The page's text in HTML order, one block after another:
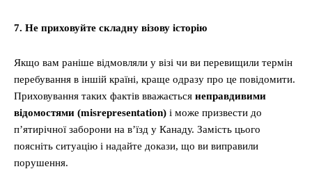
7. Не приховуйте складну візову історію
Якщо вам раніше відмовляли у візі чи ви перевищили термін
перебування в іншій країні, краще одразу про це повідомити.
Приховування таких фактів вважається неправдивими
відомостями (misrepresentation) і може призвести до
п’ятирічної заборони на в’їзд у Канаду. Замість цього
поясніть ситуацію і надайте докази, що ви виправили
порушення.